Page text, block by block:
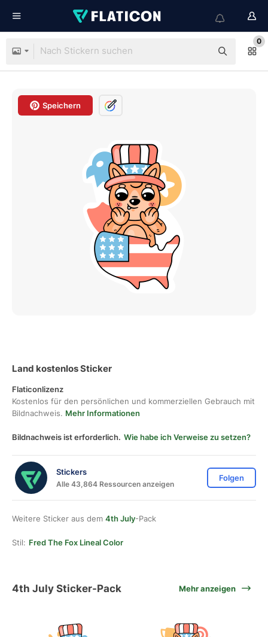
0
Speichern
Land kostenlos Sticker
Flaticonlizenz
Kostenlos für den persönlichen und kommerziellen Gebrauch mit
Bildnachweis. Mehr Informationen
Bildnachweis ist erforderlich. Wie habe ich Verweise zu setzen?
Stickers
Alle 43,864 Ressourcen anzeigen
Folgen
Weitere Sticker aus dem 4th July-Pack
Stil: Fred The Fox Lineal Color
4th July Sticker-Pack Mehr anzeigen